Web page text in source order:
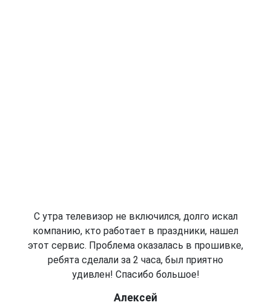
С утра телевизор не включился, долго искал
компанию, кто работает в праздники, нашел
этот сервис. Проблема оказалась в прошивке,
ребята сделали за 2 часа, был приятно
удивлен! Спасибо большое!
Алексей